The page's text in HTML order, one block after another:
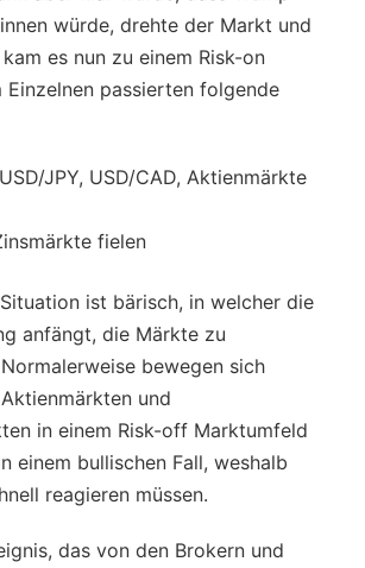
würde, drehte der Markt und
es nun zu einem Risk-on
Einzelnen passierten folgende
JPY, USD/CAD, Aktienmärkte
fielen
ist bärisch, in welcher die
anfängt, die Märkte zu
bewegen sich
und
in einem Risk-off Marktumfeld
einem bullischen Fall, weshalb
reagieren müssen.
das von den Brokern und